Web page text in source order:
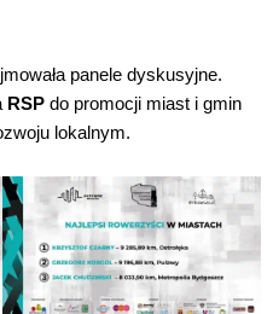
panele dyskusyjne.
RSP do promocji miast i gmin
lokalnym.